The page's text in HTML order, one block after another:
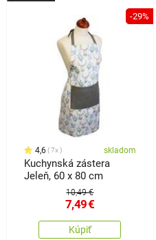
-29%
4,6 7x skladom
Kuchynská zástera
Jeleň, 60 x 80 cm
10,49 €
7,49€
Kúpiť